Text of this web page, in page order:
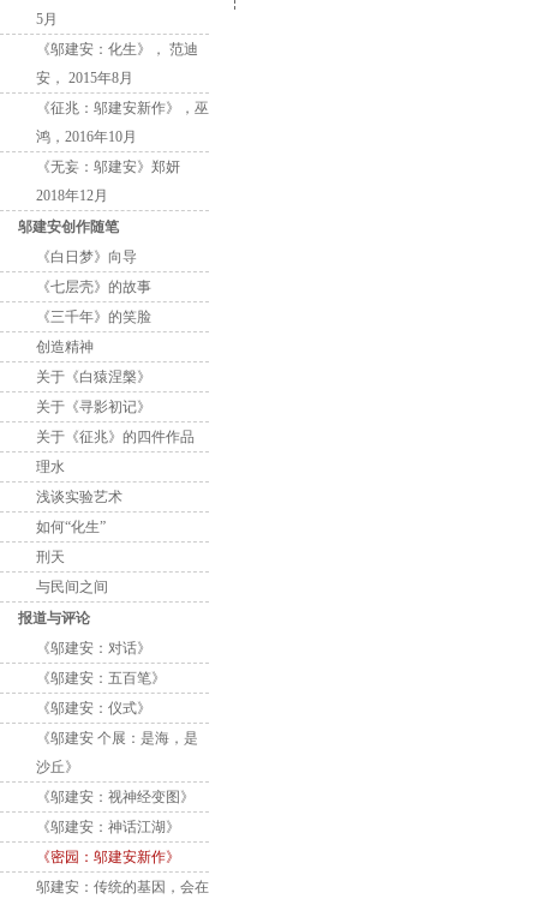
5月
《邬建安：化生》， 范迪
安， 2015年8月
《征兆：邬建安新作》，巫
鸿，2016年10月
《无妄：邬建安》郑妍
2018年12月
邬建安创作随笔
《白日梦》向导
《七层壳》的故事
《三千年》的笑脸
创造精神
关于《白猿涅槃》
关于《寻影初记》
关于《征兆》的四件作品
理水
浅谈实验艺术
如何“化生”
刑天
与民间之间
报道与评论
《邬建安：对话》
《邬建安：五百笔》
《邬建安：仪式》
《邬建安 个展：是海，是
沙丘》
《邬建安：视神经变图》
《邬建安：神话江湖》
《密园：邬建安新作》
邬建安：传统的基因，会在